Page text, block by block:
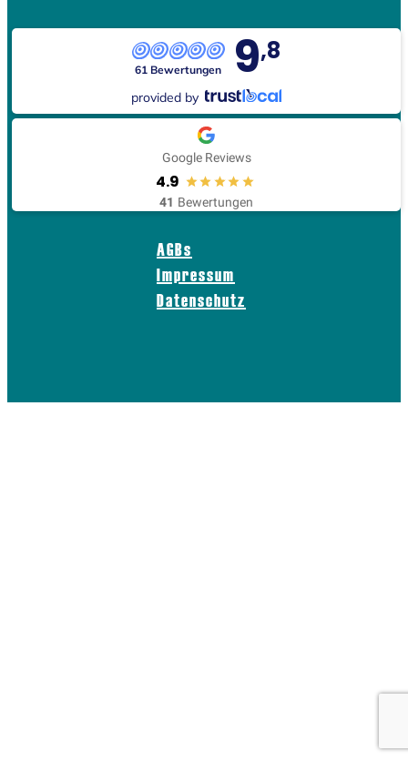
61 Bewertungen 9,8
provided by
Google Reviews
4.9
41 Bewertungen
AGBs
Impressum
Datenschutz